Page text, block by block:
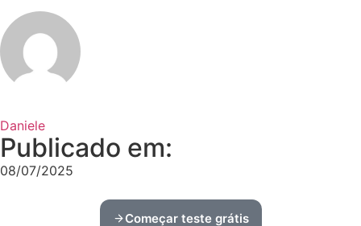
Daniele
Publicado em:
08/07/2025
Começar teste grátis